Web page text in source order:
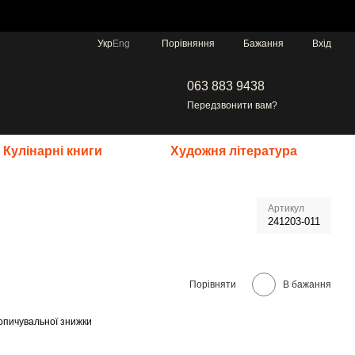
УкрEng Порівняння Бажання Вхід
063 883 9438
Передзвонити вам?
Кулінарні книги Художня література
Артикул
241203-011
Порівняти В бажання
знижки